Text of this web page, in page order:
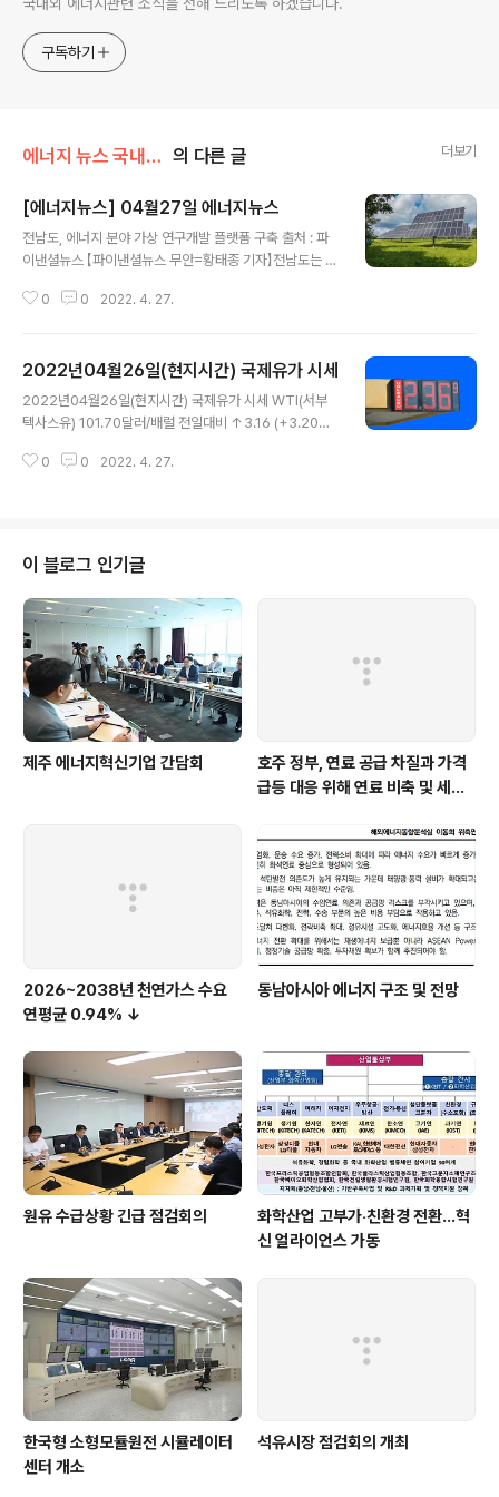
구독하기
에너지 뉴스 국내&해외 의 다른 글 더보기
[에너지뉴스] 04월27일 에너지뉴스
전남도, 에너지 분야 가상 연구개발 플랫폼 구축 출처 : 파
이낸셜뉴스 【파이낸셜뉴스 무안=황태종 기자】전남도는 산
공모에 선정돼 국비 등 141억원을 확보했다고 26일 밝혔
발(R&D) 플랫폼을 구축해 중소기업의 제품 개발 기간 단
축, 비용 절감, 품질 및 안전도 향상 등을 이끌기 위한 것이
다. 그동안 에너지 기업이 사업 필요성을 꾸준히 제기했다.
0 0 2022. 4. 27.
2022년04월26일(현지시간) 국제유가 시세
2022년04월26일(현지시간) 국제유가 시세 WTI(서부
텍사스유) 101.70달러/배럴 전일대비 ↑3.16 (+3.20%)
럴 전일대비 ↑2.45 (+2.40%) ICE 기준
0 0 2022. 4. 27.
이 블로그 인기글
제주 에너지혁신기업 간담회
호주 정부, 연료 공급 차질과 가격
급등 대응 위해 연료 비축 및 세제
2026~2038년 천연가스 수요
연평균 0.94% ↓
동남아시아 에너지 구조 및 전망
원유 수급상황 긴급 점검회의
화학산업 고부가‧친환경 전환…혁
신 얼라이언스 가동
한국형 소형모듈원전 시뮬레이터
센터 개소
석유시장 점검회의 개최